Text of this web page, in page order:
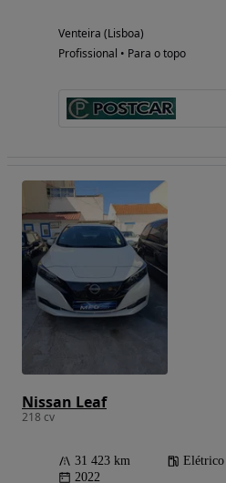
Venteira (Lisboa)
Profissional • Para o topo
Nissan Leaf
218 cv
31 423 km Elétrico
2022